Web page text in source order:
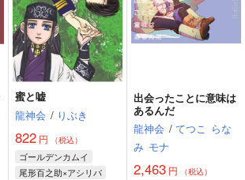
蜜と嘘
龍神会 / りぶき
822 円 （税込）
ゴールデンカムイ
尾形百之助×アシリパ
出会ったことに意味は
あるんだ
龍神会 / てつこ らな
み モナ
2,463円 （税込）